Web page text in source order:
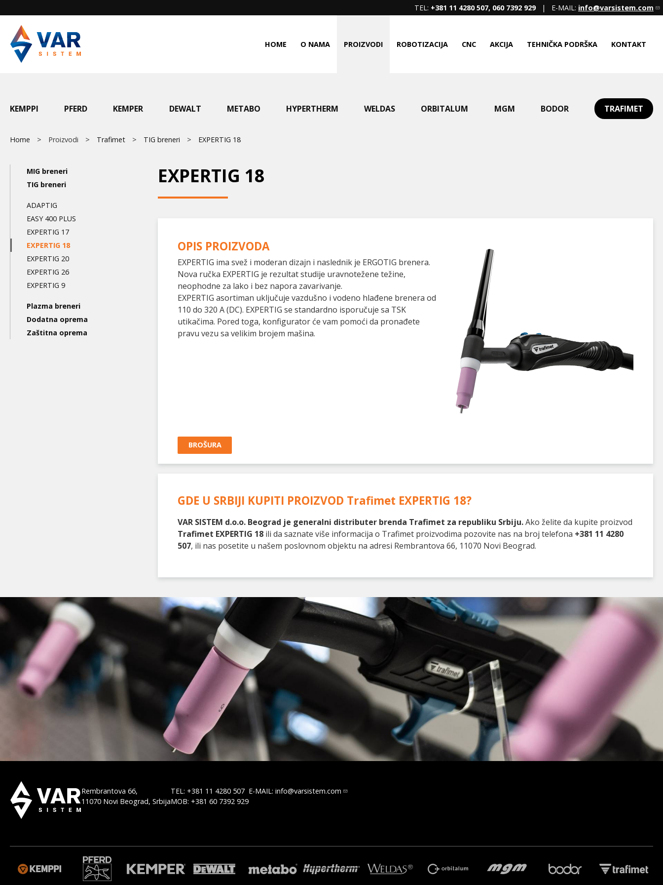
to
main
content
TEL: +381 11 4280 507, 060 7392 929| E-MAIL: info@varsistem.com
HOME O NAMA PROIZVODI ROBOTIZACIJA CNC AKCIJA TEHNIČKA PODRŠKA KONTAKT
Main
KEMPPI PFERD KEMPER DEWALT METABO HYPERTHERM WELDAS ORBITALUM MGM BODOR TRAFIMET
Breadcrumb
Home Proizvodi Trafimet TIG breneri EXPERTIG 18
EXPERTIG 18
OPIS PROIZVODA
EXPERTIG ima svež i moderan dizajn i naslednik je ERGOTIG brenera.
Nova ručka EXPERTIG je rezultat studije uravnotežene težine,
neophodne za lako i bez napora zavarivanje.
EXPERTIG asortiman uključuje vazdušno i vodeno hlađene brenera od
110 do 320 A (DC). EXPERTIG se standardno isporučuje sa TSK
utikačima. Pored toga, konfigurator će vam pomoći da pronađete
pravu vezu sa velikim brojem mašina.
BROŠURA
GDE U SRBIJI KUPITI PROIZVOD Trafimet EXPERTIG 18?
VAR SISTEM d.o.o. Beograd je generalni distributer brenda Trafimet za republiku Srbiju.Ako želite da kupite proizvod
Trafimet EXPERTIG 18 ili da saznate više informacija o Trafimet proizvodima pozovite nas na broj telefona +381 11 4280
507, ili nas posetite u našem poslovnom objektu na adresi Rembrantova 66, 11070 Novi Beograd.
Main
navigation
3nd
level
MIG breneri
TIG breneri
ADAPTIG
EASY 400 PLUS
EXPERTIG 17
EXPERTIG 18
EXPERTIG 20
EXPERTIG 26
EXPERTIG 9
Plazma breneri
Dodatna oprema
Zaštitna oprema
Rembrantova 66,
11070 Novi Beograd, Srbija
TEL: +381 11 4280 507
MOB: +381 60 7392 929
E-MAIL: info@varsistem.com
WELDAS ORBITALUM MGM BODOR TRAFIMET